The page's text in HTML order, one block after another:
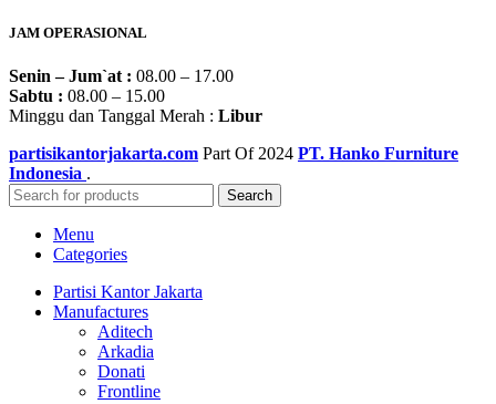
JAM OPERASIONAL
Senin – Jum`at : 08.00 – 17.00
Sabtu : 08.00 – 15.00
Minggu dan Tanggal Merah : Libur
partisikantorjakarta.com Part Of 2024 PT. Hanko Furniture
Indonesia .
Search
Menu
Categories
Partisi Kantor Jakarta
Manufactures
Aditech
Arkadia
Donati
Frontline